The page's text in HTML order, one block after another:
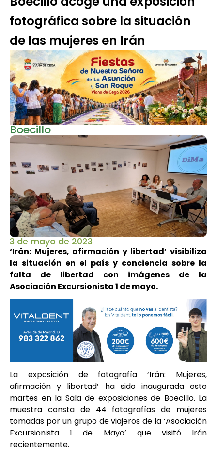
fotográfica sobre la situación
de las mujeres en Irán
Boecillo
3 de mayo de 2023
‘Irán: Mujeres, afirmación y libertad’ visibiliza
la situación en el país y conciencia sobre la
falta de libertad con imágenes de la
Asociación Excursionista 1 de mayo.
La exposición de fotografía ‘Irán: Mujeres,
afirmación y libertad’ ha sido inaugurada este
martes en la Sala de exposiciones de Boecillo. La
muestra consta de 44 fotografías de mujeres
tomadas por un grupo de viajeros de la ‘Asociación
Excursionista 1 de Mayo’ que visitó Irán
recientemente.